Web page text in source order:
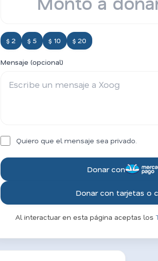
$ 2 $ 5 $ 10 $ 20
Mensaje (opcional)
Quiero que el mensaje sea privado.
Donar con
Donar con tarjetas o
Al interactuar en esta página aceptas los